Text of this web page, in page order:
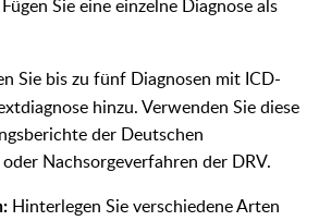
Fügen Sie eine einzelne Diagnose als
Sie bis zu fünf Diagnosen mit ICD-
hinzu. Verwenden Sie diese
der Deutschen
Nachsorgeverfahren der DRV.
Hinterlegen Sie verschiedene Arten